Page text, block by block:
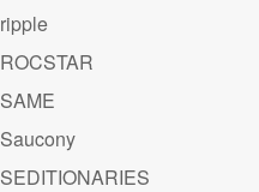
ripple
ROCSTAR
SAME
Saucony
SEDITIONARIES